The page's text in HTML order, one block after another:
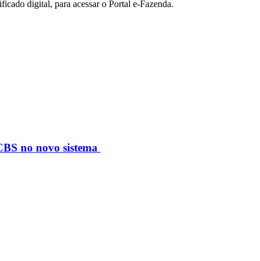
digital, para acessar o Portal e-Fazenda.
no novo sistema